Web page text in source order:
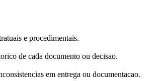
e procedimentais.
de cada documento ou decisao.
em entrega ou documentacao.